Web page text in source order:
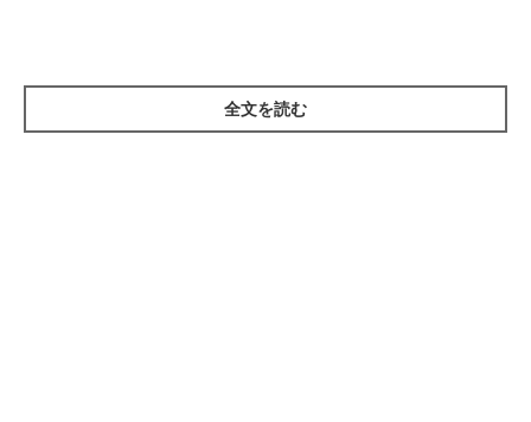
床にペタンと張りつくライくん。お餅が伸びているように見えて
全文を読む